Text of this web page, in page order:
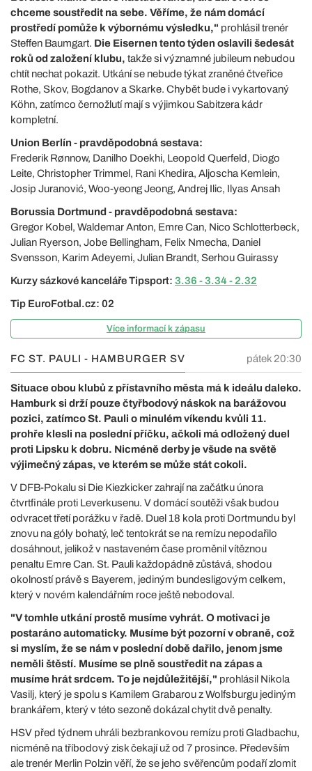
chceme soustředit na sebe. Věříme, že nám domácí
prostředí pomůže k výbornému výsledku," prohlásil trenér
Steffen Baumgart. Die Eisernen tento týden oslavili šedesát
roků od založení klubu, takže si významné jubileum nebudou
chtít nechat pokazit. Utkání se nebude týkat zraněné čtveřice
Rothe, Skov, Bogdanov a Skarke. Chybět bude i vykartovaný
Köhn, zatímco černožlutí mají s výjimkou Sabitzera kádr
kompletní.
Union Berlín - pravděpodobná sestava:
Frederik Rønnow, Danilho Doekhi, Leopold Querfeld, Diogo
Leite, Christopher Trimmel, Rani Khedira, Aljoscha Kemlein,
Josip Juranović, Woo-yeong Jeong, Andrej Ilic, Ilyas Ansah
Borussia Dortmund - pravděpodobná sestava:
Gregor Kobel, Waldemar Anton, Emre Can, Nico Schlotterbeck,
Julian Ryerson, Jobe Bellingham, Felix Nmecha, Daniel
Svensson, Karim Adeyemi, Julian Brandt, Serhou Guirassy
Kurzy sázkové kanceláře Tipsport: 3.36 - 3.34 - 2.32
Tip EuroFotbal.cz: 02
Více informací k zápasu
FC ST. PAULI - HAMBURGER SV pátek 20:30
Situace obou klubů z přístavního města má k ideálu daleko.
Hamburk si drží pouze čtyřbodový náskok na barážovou
pozici, zatímco St. Pauli o minulém víkendu kvůli 11.
prohře klesli na poslední příčku, ačkoli má odložený duel
proti Lipsku k dobru. Nicméně derby je všude na světě
výjimečný zápas, ve kterém se může stát cokoli.
V DFB-Pokalu si Die Kiezkicker zahrají na začátku února
čtvrtfinále proti Leverkusenu. V domácí soutěži však budou
odvracet třetí porážku v řadě. Duel 18 kola proti Dortmundu byl
znovu na góly bohatý, leč tentokrát se na remízu nepodařilo
dosáhnout, jelikož v nastaveném čase proměnil vítěznou
penaltu Emre Can. St. Pauli každopádně zůstává, shodou
okolností právě s Bayerem, jediným bundesligovým celkem,
který v novém kalendářním roce ještě nebodoval.
"V tomhle utkání prostě musíme vyhrát. O motivaci je
postaráno automaticky. Musíme být pozorní v obraně, což
si myslím, že se nám v poslední době dařilo, jenom jsme
neměli štěstí. Musíme se plně soustředit na zápas a
musíme hrát srdcem. To je nejdůležitější," prohlásil Nikola
Vasilj, který je spolu s Kamilem Grabarou z Wolfsburgu jediným
brankářem, který v této sezoně dokázal chytit dvě penalty.
HSV před týdnem uhráli bezbrankovou remízu proti Gladbachu,
nicméně na tříbodový zisk čekají už od 7 prosince. Především
ale trenér Merlin Polzin věří, že se jeho svěřencům podaří zlomit